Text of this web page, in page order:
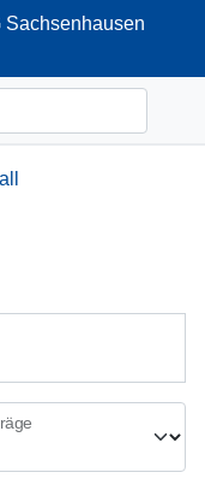
Sachsenhausen
66374712